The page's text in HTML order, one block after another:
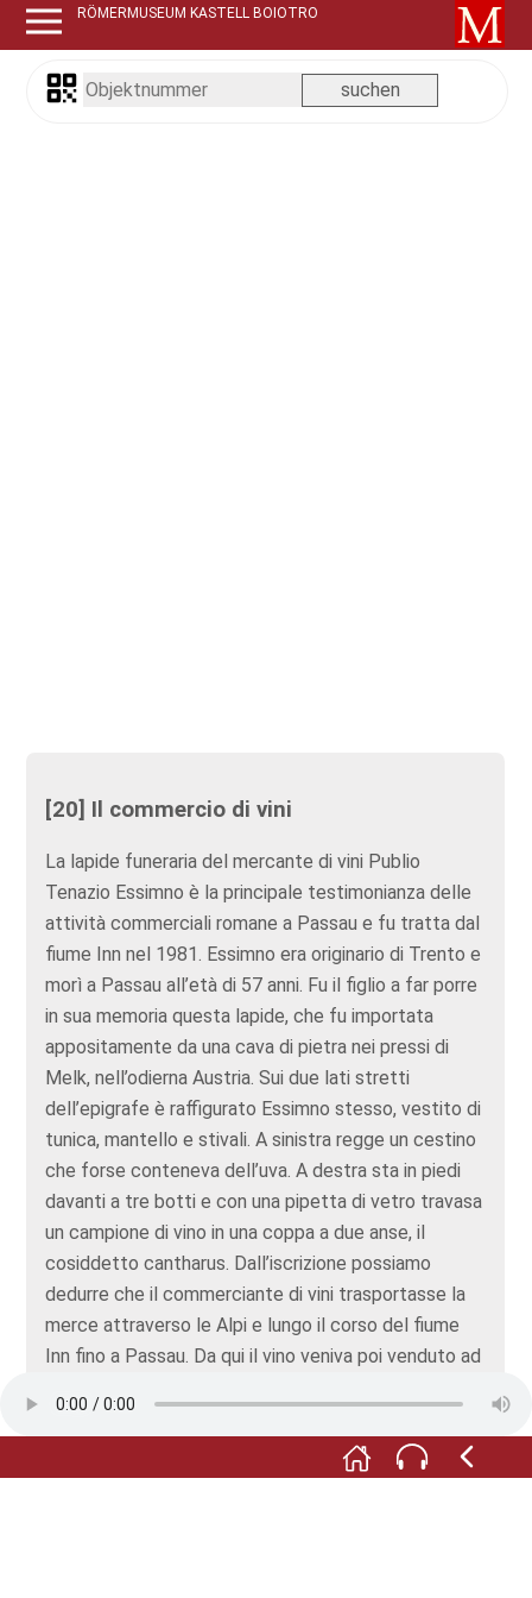
RÖMERMUSEUM KASTELL BOIOTRO
[20] Il commercio di vini
La lapide funeraria del mercante di vini Publio
Tenazio Essimno è la principale testimonianza delle
attività commerciali romane a Passau e fu tratta dal
fiume Inn nel 1981. Essimno era originario di Trento e
morì a Passau all’età di 57 anni. Fu il figlio a far porre
in sua memoria questa lapide, che fu importata
appositamente da una cava di pietra nei pressi di
Melk, nell’odierna Austria. Sui due lati stretti
dell’epigrafe è raffigurato Essimno stesso, vestito di
tunica, mantello e stivali. A sinistra regge un cestino
che forse conteneva dell’uva. A destra sta in piedi
davanti a tre botti e con una pipetta di vetro travasa
un campione di vino in una coppa a due anse, il
cosiddetto cantharus. Dall’iscrizione possiamo
dedurre che il commerciante di vini trasportasse la
merce attraverso le Alpi e lungo il corso del fiume
Inn fino a Passau. Da qui il vino veniva poi venduto ad
considerano le qualità artistiche della lapide, e quindi
il suo costo doveva trattarsi di un affare piuttosto
lucrativo.